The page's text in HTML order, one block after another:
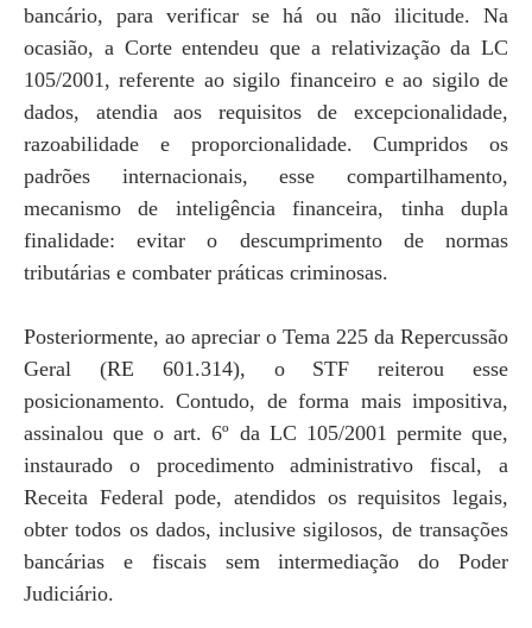
bancário, para verificar se há ou não ilicitude. Na
ocasião, a Corte entendeu que a relativização da LC
105/2001, referente ao sigilo financeiro e ao sigilo de
dados, atendia aos requisitos de excepcionalidade,
razoabilidade e proporcionalidade. Cumpridos os
padrões internacionais, esse compartilhamento,
mecanismo de inteligência financeira, tinha dupla
finalidade: evitar o descumprimento de normas
tributárias e combater práticas criminosas.
Posteriormente, ao apreciar o Tema 225 da Repercussão
Geral (RE 601.314), o STF reiterou esse
posicionamento. Contudo, de forma mais impositiva,
assinalou que o art. 6º da LC 105/2001 permite que,
instaurado o procedimento administrativo fiscal, a
Receita Federal pode, atendidos os requisitos legais,
obter todos os dados, inclusive sigilosos, de transações
bancárias e fiscais sem intermediação do Poder
Judiciário.